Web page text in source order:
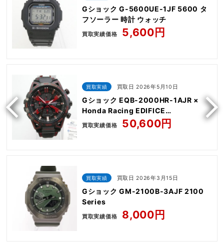
Gショック G-5600UE-1JF 5600 タ
フソーラー 時計 ウォッチ
買取実績価格 5,600円
買取実績 買取日 2026年5月10日
Gショック EQB-2000HR-1AJR ×
Honda Racing EDIFICE
SOSPENSIONE
買取実績価格 50,600円
買取実績 買取日 2026年3月15日
Gショック GM-2100B-3AJF 2100
Series
買取実績価格 8,000円